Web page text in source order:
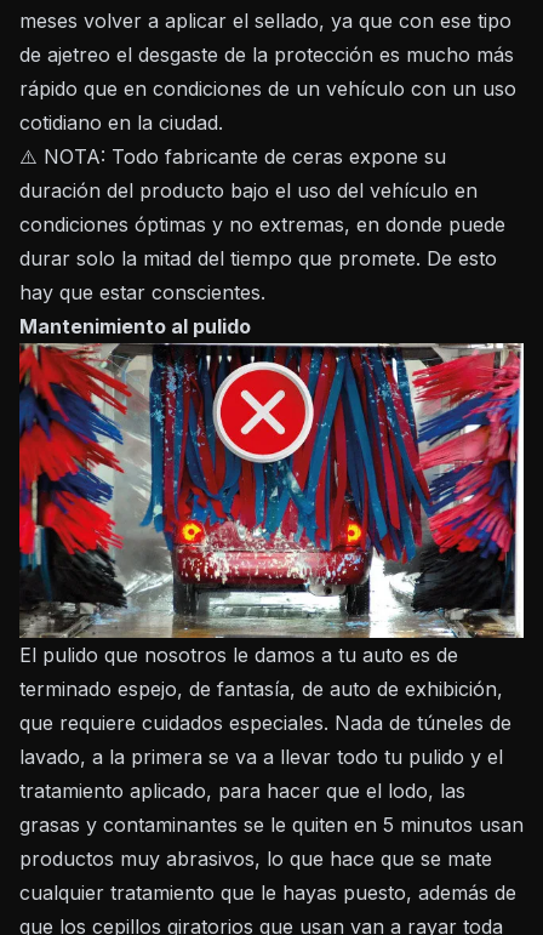
meses volver a aplicar el sellado, ya que con ese tipo
de ajetreo el desgaste de la protección es mucho más
rápido que en condiciones de un vehículo con un uso
cotidiano en la ciudad.
⚠️ NOTA: Todo fabricante de ceras expone su
duración del producto bajo el uso del vehículo en
condiciones óptimas y no extremas, en donde puede
durar solo la mitad del tiempo que promete. De esto
hay que estar conscientes.
Mantenimiento al pulido
El pulido que nosotros le damos a tu auto es de
terminado espejo, de fantasía, de auto de exhibición,
que requiere cuidados especiales. Nada de túneles de
lavado, a la primera se va a llevar todo tu pulido y el
tratamiento aplicado, para hacer que el lodo, las
grasas y contaminantes se le quiten en 5 minutos usan
productos muy abrasivos, lo que hace que se mate
cualquier tratamiento que le hayas puesto, además de
que los cepillos giratorios que usan van a rayar toda